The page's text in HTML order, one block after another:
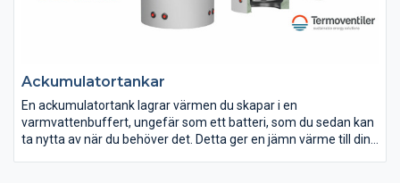
Ackumulatortankar
En ackumulatortank lagrar värmen du skapar i en
varmvattenbuffert, ungefär som ett batteri, som du sedan kan
ta nytta av när du behöver det. Detta ger en jämn värme till din